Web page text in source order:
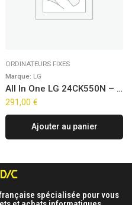
ORDINATEURS FIXES
Marque: LG
All In One LG 24CK550N – 24″ FreeDOS (Noir)
291,00 €
Ajouter au panier
spécialisée pour vous